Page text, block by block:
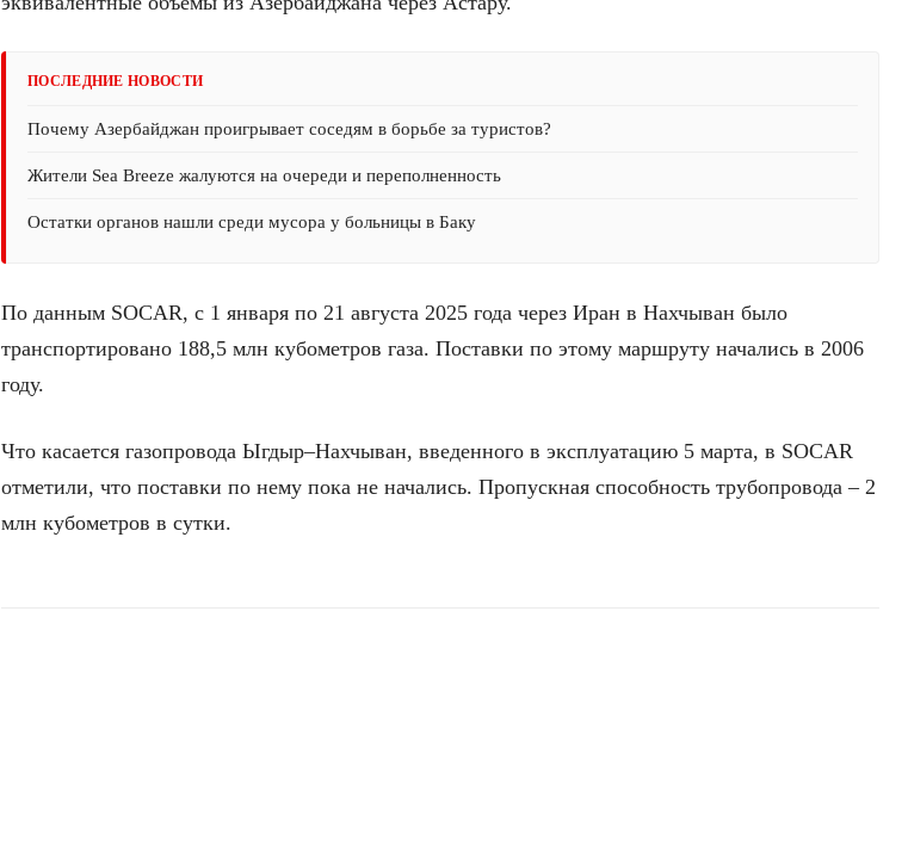
ПОСЛЕДНИЕ НОВОСТИ
Почему Азербайджан проигрывает соседям в борьбе за туристов?
Жители Sea Breeze жалуются на очереди и переполненность
Остатки органов нашли среди мусора у больницы в Баку
По данным SOCAR, с 1 января по 21 августа 2025 года через Иран в Нахчыван было
транспортировано 188,5 млн кубометров газа. Поставки по этому маршруту начались в 2006
году.
Что касается газопровода Ыгдыр–Нахчыван, введенного в эксплуатацию 5 марта, в SOCAR
отметили, что поставки по нему пока не начались. Пропускная способность трубопровода – 2
млн кубометров в сутки.